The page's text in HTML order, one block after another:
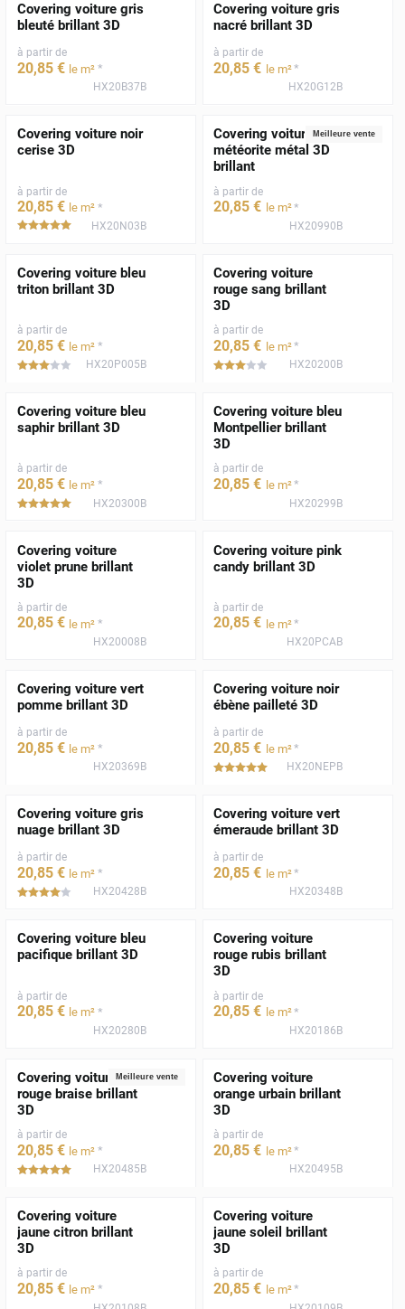
Covering voiture gris
bleuté brillant 3D
à partir de
20,85 € le m² *
HX20B37B
Covering voiture gris
nacré brillant 3D
à partir de
20,85 € le m²*
HX20G12B
Covering voiture noir
cerise 3D
à partir de
20,85 € le m² *
*****HX20N03B
Meilleure vente
Covering voiture gris
météorite métal 3D
brillant
à partir de
20,85 € le m²*
HX20990B
Covering voiture bleu
triton brillant 3D
à partir de
20,85 € le m² *
***** HX20P005B
Covering voiture
rouge sang brillant
3D
à partir de
20,85 € le m²*
***** HX20200B
Covering voiture bleu
saphir brillant 3D
à partir de
20,85 € le m² *
*****HX20300B
Covering voiture bleu
Montpellier brillant
3D
à partir de
20,85 € le m²*
HX20299B
Covering voiture
violet prune brillant
3D
à partir de
20,85 € le m² *
HX20008B
Covering voiture pink
candy brillant 3D
à partir de
20,85 € le m²*
HX20PCAB
Covering voiture vert
pomme brillant 3D
à partir de
20,85 € le m² *
HX20369B
Covering voiture noir
ébène pailleté 3D
à partir de
20,85 € le m²*
*****HX20NEPB
Covering voiture gris
nuage brillant 3D
à partir de
20,85 € le m² *
***** HX20428B
Covering voiture vert
émeraude brillant 3D
à partir de
20,85 € le m²*
HX20348B
Covering voiture bleu
pacifique brillant 3D
à partir de
20,85 € le m² *
HX20280B
Covering voiture
rouge rubis brillant
3D
à partir de
20,85 € le m²*
HX20186B
Meilleure vente
Covering voiture
rouge braise brillant
3D
à partir de
20,85 € le m² *
*****HX20485B
Covering voiture
orange urbain brillant
3D
à partir de
20,85 € le m²*
HX20495B
Covering voiture
jaune citron brillant
3D
à partir de
20,85 € le m² *
Covering voiture
jaune soleil brillant
3D
à partir de
20,85 € le m²*